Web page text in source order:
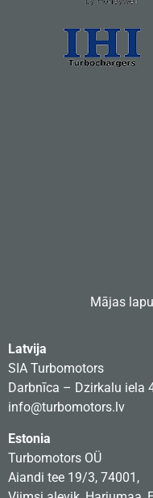
Mājas
Latvija
SIA Turbomotors
Darbnīca – Dzirkalu iela
info@turbomotors.lv
Estonia
Turbomotors OÜ
Aiandi tee 19/3, 74001,